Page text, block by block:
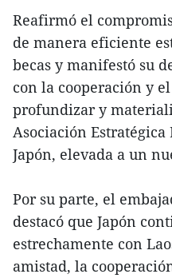
Reafirmó el
de manera eficiente
becas y manifestó su
con la cooperación y
profundizar y
Asociación
Japón, elevada a un
Por su parte, el
destacó que Japón
estrechamente con
amistad, la